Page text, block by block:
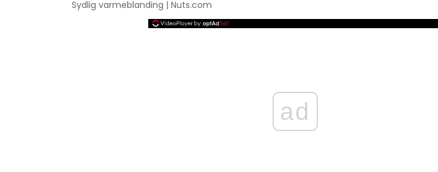
Sydlig varmeblanding | Nuts.com
ad